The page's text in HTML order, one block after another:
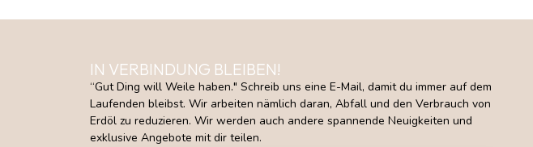
IN VERBINDUNG BLEIBEN!
“Gut Ding will Weile haben." Schreib uns eine E-Mail, damit du immer auf dem
Laufenden bleibst. Wir arbeiten nämlich daran, Abfall und den Verbrauch von
Erdöl zu reduzieren. Wir werden auch andere spannende Neuigkeiten und
exklusive Angebote mit dir teilen.